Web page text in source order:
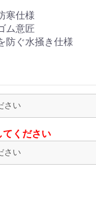
寒仕様
ム意匠
防ぐ水掻き仕様
ください